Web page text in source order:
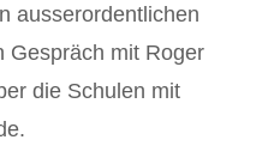
ausserordentlichen
Gespräch mit Roger
die Schulen mit